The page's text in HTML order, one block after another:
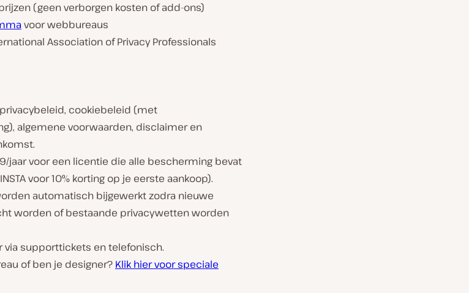
(geen verborgen kosten of add-ons)
voor webbureaus
Association of Privacy Professionals
cookiebeleid (met
algemene voorwaarden, disclaimer en
jaar voor een licentie die alle bescherming bevat
voor 10% korting op je eerste aankoop).
automatisch bijgewerkt zodra nieuwe
worden of bestaande privacywetten worden
via supporttickets en telefonisch.
of ben je designer? Klik hier voor speciale